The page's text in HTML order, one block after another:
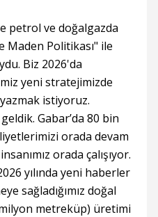
petrol ve doğalgazda
Maden Politikası" ile
Biz 2026'da
yeni stratejimizde
istiyoruz.
Gabar’da 80 bin
orada devam
orada çalışıyor.
yılında yeni haberler
sağladığımız doğal
metreküp) üretimi